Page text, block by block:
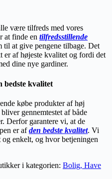
være tilfreds med vores
at finde en tilfredsstillende
til at give pengene tilbage. Det
af højeste kvalitet og fordi det
dine nye gardiner.
bedste kvalitet
købe produkter af høj
gennemtestet af både
Derfor garantere vi, at de
er afden bedste kvalitet. Vi
enkelt, og hvor betjeningen
i kategorien: Bolig, Have